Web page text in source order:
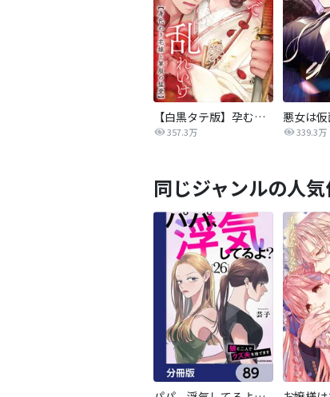
【白黒タテ版】孕むまで乱れいけ～身代わり花嫁と軍服の猛愛
357.3万 339.3万
同じジャンルの人